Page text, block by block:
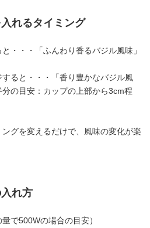
れるタイミング
・・・「ふんわり香るバジル風味」
すると・・・「香り豊かなバジル風
の目安：カップの上部から3cm程
グを変えるだけで、風味の変化が楽
れ方
で500Wの場合の目安）